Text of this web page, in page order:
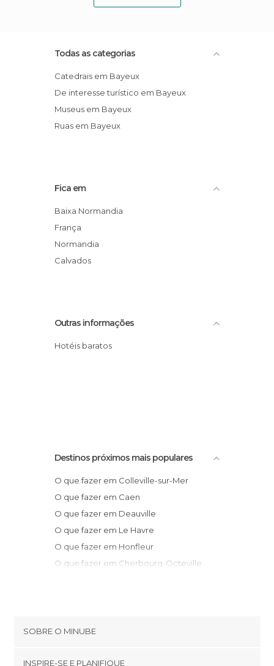
Todas as categorias
Catedrais em Bayeux
De interesse turístico em Bayeux
Museus em Bayeux
Ruas em Bayeux
Fica em
Baixa Normandia
França
Normandia
Calvados
Outras informações
Hotéis baratos
Destinos próximos mais populares
O que fazer em Colleville-sur-Mer
O que fazer em Caen
O que fazer em Deauville
O que fazer em Le Havre
O que fazer em Honfleur
O que fazer em Cherbourg-Octeville
O que fazer em Saint-Malo
O que fazer em Rouen
SOBRE O MINUBE
INSPIRE-SE E PLANIFIQUE